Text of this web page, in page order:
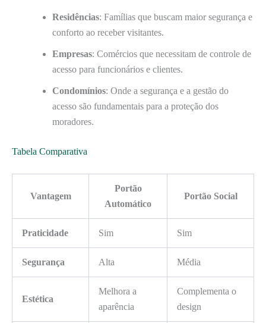
Residências: Famílias que buscam maior segurança e
conforto ao receber visitantes.
Empresas: Comércios que necessitam de controle de
acesso para funcionários e clientes.
Condomínios: Onde a segurança e a gestão do
acesso são fundamentais para a proteção dos
moradores.
Tabela Comparativa
Vantagem
Portão
Automático
Portão Social
Praticidade Sim Sim
Segurança Alta Média
Estética
Melhora a
aparência
Complementa o
design